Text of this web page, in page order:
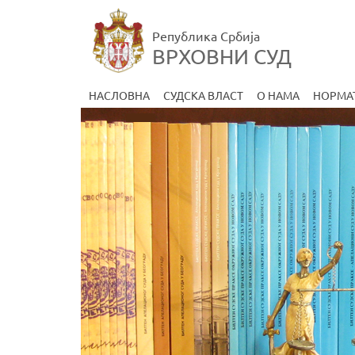
Република Србија
ВРХОВНИ СУД
НАСЛОВНА СУДСКА ВЛАСТ О НАМА